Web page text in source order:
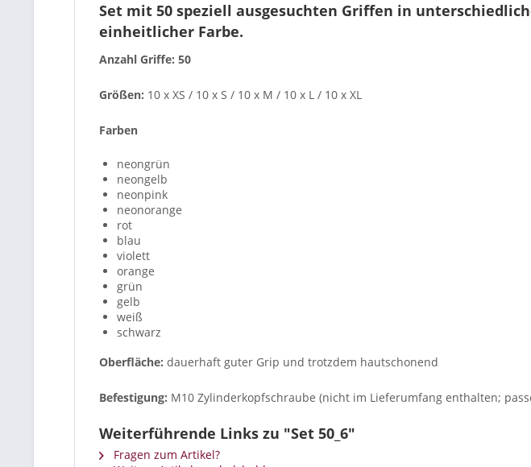
Set mit 50 speziell ausgesuchten Griffen in
einheitlicher Farbe.
Anzahl Griffe: 50
Größen: 10 x XS / 10 x S / 10 x M / 10 x L / 10 x XL
Farben
neongrün
neongelb
neonpink
neonorange
rot
blau
violett
orange
grün
gelb
weiß
schwarz
Oberfläche: dauerhaft guter Grip und trotzdem hautschonend
Befestigung: M10 Zylinderkopfschraube (nicht im Lieferumfang enthalten;
Weiterführende Links zu "Set 50_6"
Fragen zum Artikel?